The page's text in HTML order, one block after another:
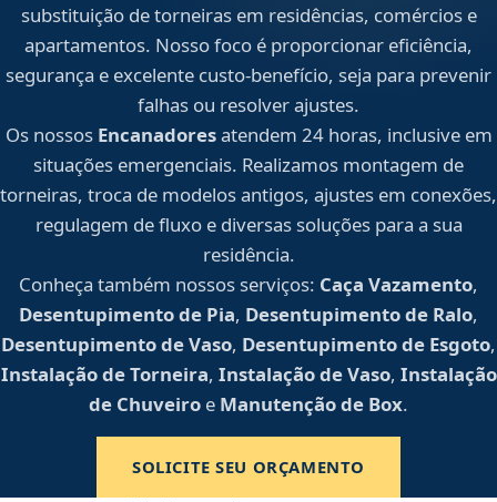
substituição de torneiras em residências, comércios e
apartamentos. Nosso foco é proporcionar eficiência,
segurança e excelente custo-benefício, seja para prevenir
falhas ou resolver ajustes.
Os nossos Encanadoresatendem 24 horas, inclusive em
situações emergenciais. Realizamos montagem de
torneiras, troca de modelos antigos, ajustes em conexões,
regulagem de fluxo e diversas soluções para a sua
residência.
Conheça também nossos serviços: Caça Vazamento,
Desentupimento de Pia, Desentupimento de Ralo,
Desentupimento de Vaso, Desentupimento de Esgoto,
Instalação de Torneira, Instalação de Vaso, Instalação
de Chuveiro e Manutenção de Box.
SOLICITE SEU ORÇAMENTO